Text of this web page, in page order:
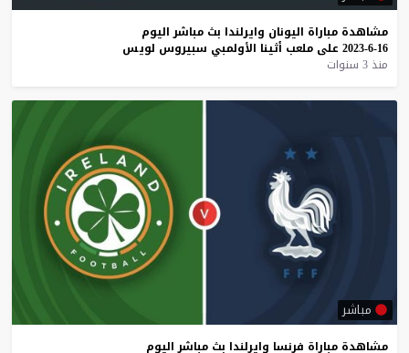
مشاهدة مباراة اليونان وايرلندا بث مباشر اليوم
16-6-2023
على ملعب أثينا الأولمبي سبيروس لويس
منذ 3 سنوات
مباشر
مشاهدة مباراة فرنسا وايرلندا بث مباشر اليوم